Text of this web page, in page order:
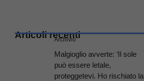
Articoli recenti
Archivio
Malgioglio avverte: ‘Il sole
può essere letale,
proteggetevi. Ho rischiato la